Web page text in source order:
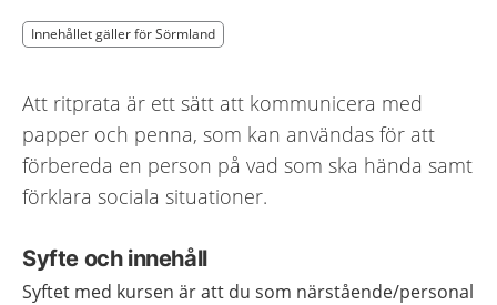
Innehållet gäller för Sörmland
Innehållet gäller för Sörmland
Att ritprata är ett sätt att kommunicera med
papper och penna, som kan användas för att
förbereda en person på vad som ska hända samt
förklara sociala situationer.
Syfte och innehåll
Syftet med kursen är att du som närstående/personal